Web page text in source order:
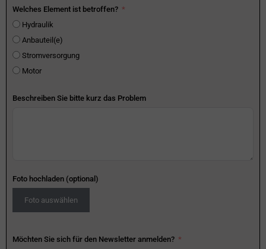
Welches Element ist betroffen?
Hydraulik
Anbauteil(e)
Stromversorgung
Motor
Beschreiben Sie bitte kurz das Problem
Foto hochladen (optional)
Foto auswählen
Möchten Sie sich für den Newsletter anmelden?